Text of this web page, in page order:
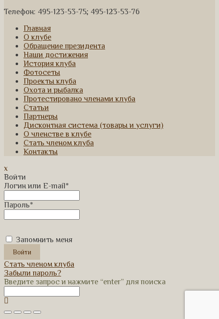
Телефон: 495-123-53-75; 495-123-53-76
Главная
О клубе
Обращение президента
Наши достижения
История клуба
Фотосеты
Проекты клуба
Охота и рыбалка
Протестировано членами клуба
Статьи
Партнеры
Дисконтная система (товары и услуги)
О членстве в клубе
Стать членом клуба
Контакты
x
Войти
Логин или E-mail*
Пароль*
Запомнить меня
Стать членом клуба
Забыли пароль?
Введите запрос и нажмите “enter” для поиска